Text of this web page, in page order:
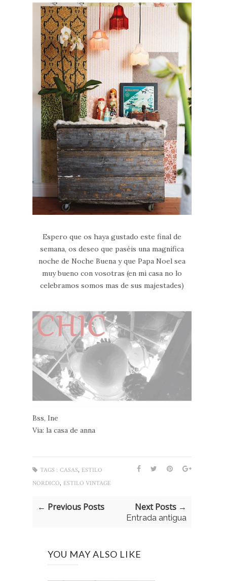
Espero que os haya gustado este final de
semana, os deseo que paséis una magnifica
noche de Noche Buena y que Papa Noel sea
muy bueno con vosotras (en mi casa no lo
celebramos somos mas de sus majestades)
Bss, Ine
Via: la casa de anna
TAGS : CASAS, ESTILO
NORDICO, ESTILO VINTAGE
← Previous Posts Next Posts →
Entrada antigua
YOU MAY ALSO LIKE